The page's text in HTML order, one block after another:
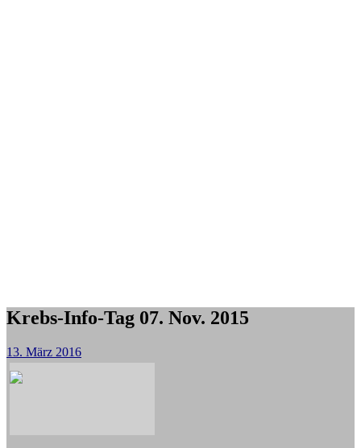
Krebs-Info-Tag 07. Nov. 2015
13. März 2016